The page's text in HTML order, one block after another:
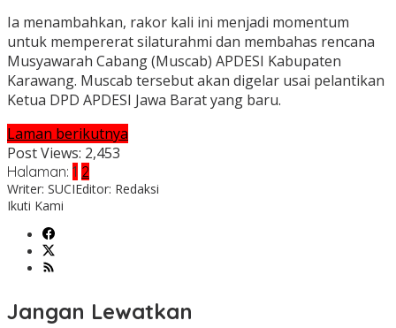
Ia menambahkan, rakor kali ini menjadi momentum
untuk mempererat silaturahmi dan membahas rencana
Musyawarah Cabang (Muscab) APDESI Kabupaten
Karawang. Muscab tersebut akan digelar usai pelantikan
Ketua DPD APDESI Jawa Barat yang baru.
Laman berikutnya
Post Views: 2,453
Halaman: 1 2
Writer: SUCIEditor: Redaksi
Ikuti Kami
Jangan Lewatkan